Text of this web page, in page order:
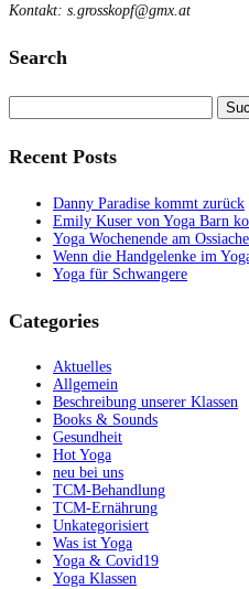
Kon­takt: s.grosskopf@gmx.at
Search
Suchen
nach:
Recent Posts
Danny Paradise kommt zurück
Emily Kuser von Yoga Barn
Yoga Wochenende am
Wenn die Handgelenke im
Yoga für Schwangere
Categories
Aktuelles
Allgemein
Beschreibung unserer Klassen
Books & Sounds
Gesundheit
Hot Yoga
neu bei uns
TCM-Behandlung
TCM-Ernährung
Unkategorisiert
Was ist Yoga
Yoga & Covid19
Yoga Klassen